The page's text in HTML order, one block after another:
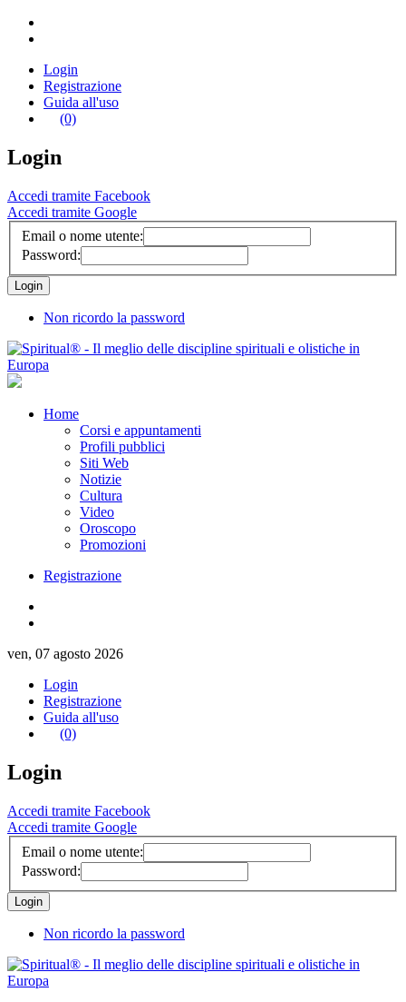
Login
Registrazione
Guida all'uso
(0)
Login
Accedi tramite Facebook
Accedi tramite Google
Email o nome utente:
Password:
Non ricordo la password
Home
Corsi e appuntamenti
Profili pubblici
Siti Web
Notizie
Cultura
Video
Oroscopo
Promozioni
Registrazione
ven, 07 agosto 2026
Login
Registrazione
Guida all'uso
(0)
Login
Accedi tramite Facebook
Accedi tramite Google
Email o nome utente:
Password:
Non ricordo la password